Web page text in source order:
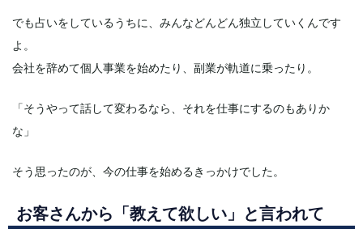
でも占いをしているうちに、みんなどんどん独立していくんです
よ。
会社を辞めて個人事業を始めたり、副業が軌道に乗ったり。
「そうやって話して変わるなら、それを仕事にするのもありか
な」
そう思ったのが、今の仕事を始めるきっかけでした。
お客さんから「教えて欲しい」と言われて